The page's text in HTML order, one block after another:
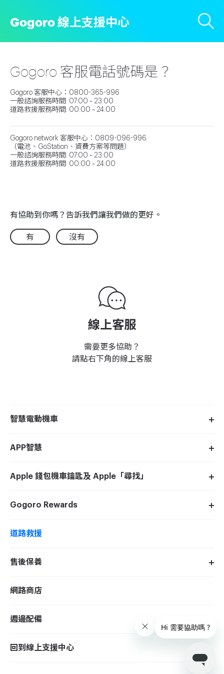
Gogoro 線上支援中心
Gogoro 客服電話號碼是？
Gogoro 客服中心：0800-365-996
一般諮詢服務時間: 07:00 ~ 23:00
道路救援服務時間: 00:00 ~ 24:00
Gogoro network 客服中心：0809-096-996
（電池、GoStation、資費方案等問題）
一般諮詢服務時間: 07:00 ~ 23:00
道路救援服務時間: 00:00 ~ 24:00
有協助到你嗎？告訴我們讓我們做的更好。
有 沒有
線上客服
需要更多協助？
請點右下角的線上客服
智慧電動機車
APP智慧
Apple 錢包機車鑰匙及 Apple「尋找」
Gogoro Rewards
道路救援
售後保養
網路商店
週邊配備
回到線上支援中心